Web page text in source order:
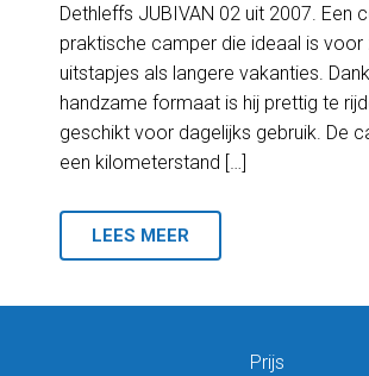
Dethleffs JUBIVAN 02 uit 2007. Een
praktische camper die ideaal is
uitstapjes als langere vakanties.
handzame formaat is hij prettig te
geschikt voor dagelijks gebruik. De
een kilometerstand […]
LEES MEER
Prijs